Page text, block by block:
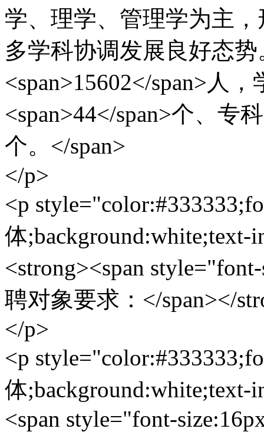
学、理学、管理学为主
多学科协调发展良好态
<span>15602</span>人
<span>44</span>个、专
个。</span>
</p>
<p
体;background:white;text-
<strong><span
聘对象要求：</span></
</p>
<p
体;background:white;text-
<span style="font-